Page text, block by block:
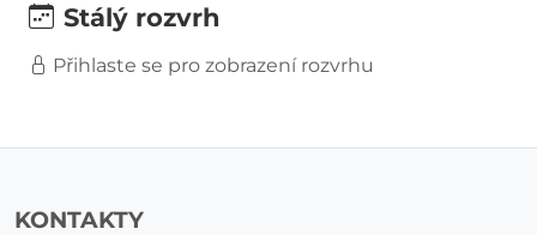
Stálý rozvrh
Přihlaste se pro zobrazení rozvrhu
KONTAKTY